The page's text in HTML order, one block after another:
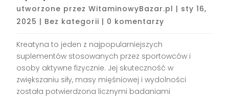
utworzone przezWitaminowyBazar.pl | sty 16,
2025 | Bez kategorii | 0 komentarzy
Kreatyna to jeden z najpopularniejszych
suplementów stosowanych przez sportowców i
osoby aktywne fizycznie. Jej skuteczność w
zwiększaniu siły, masy mięśniowej i wydolności
została potwierdzona licznymi badaniami